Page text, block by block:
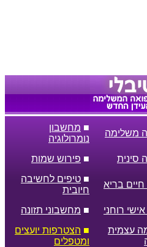
משלימה
■ מחשבון
נומרולוגיה
סינית ■ פירוש שמות
בריא
■ טיפים לחשיבה
חיובית
אישי רוחני ■ מחשבוני תזונה
עצמית
■ הצטרפות יועצים
ומטפלים